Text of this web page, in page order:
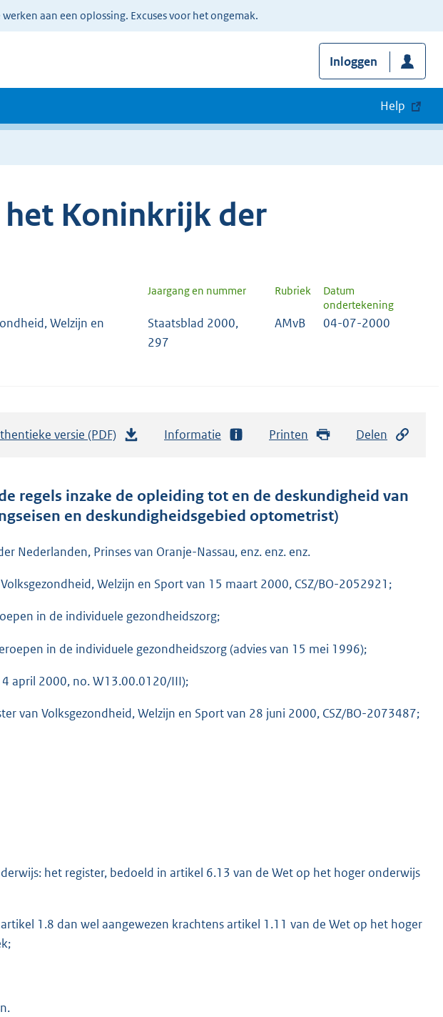
aan een oplossing. Excuses voor het ongemak.
Inloggen
Help
Koninkrijk der
Jaargang en nummer Rubriek
Datum
ondertekening
Welzijn en
Staatsblad 2000,
297
AMvB 04-07-2000
versie (PDF)
t
a
d
g
o
t
Informatie Printen Delen
regels inzake de opleiding tot en de deskundigheid van
en deskundigheidsgebied optometrist)
Nederlanden, Prinses van Oranje-Nassau, enz. enz. enz.
Welzijn en Sport van 15 maart 2000, CSZ/BO-2052921;
in de individuele gezondheidszorg;
in de individuele gezondheidszorg (advies van 15 mei 1996);
april 2000, no. W13.00.0120/III);
van Volksgezondheid, Welzijn en Sport van 28 juni 2000, CSZ/BO-2073487;
het register, bedoeld in artikel 6.13 van de Wet op het hoger onderwijs
1.8 dan wel aangewezen krachtens artikel 1.11 van de Wet op het hoger